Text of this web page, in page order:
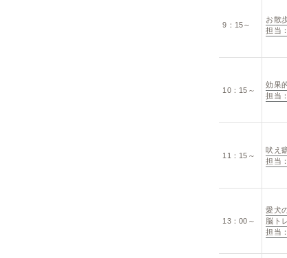
9：15～
お散
担当
10：15～
効果
担当
11：15～
吠え
担当
13：00～
愛犬
脳ト
担当